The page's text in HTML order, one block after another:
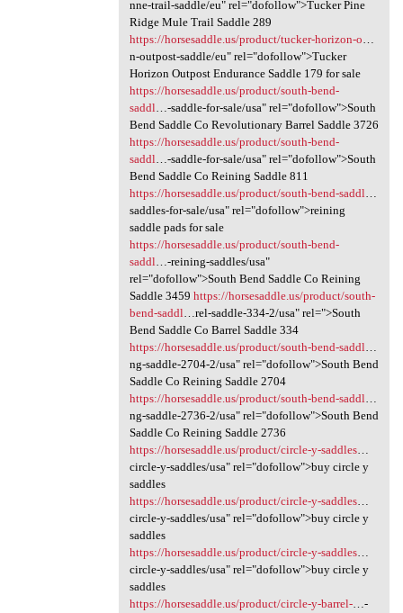
nne-trail-saddle/eu" rel="dofollow">Tucker Pine
Ridge Mule Trail Saddle 289
https://horsesaddle.us/product/tucker-horizon-o…
n-outpost-saddle/eu" rel="dofollow">Tucker
Horizon Outpost Endurance Saddle 179 for sale
https://horsesaddle.us/product/south-bend-
saddl…-saddle-for-sale/usa" rel="dofollow">South
Bend Saddle Co Revolutionary Barrel Saddle 3726
https://horsesaddle.us/product/south-bend-
saddl…-saddle-for-sale/usa" rel="dofollow">South
Bend Saddle Co Reining Saddle 811
https://horsesaddle.us/product/south-bend-saddl…
saddles-for-sale/usa" rel="dofollow">reining
saddle pads for sale
https://horsesaddle.us/product/south-bend-
saddl…-reining-saddles/usa"
rel="dofollow">South Bend Saddle Co Reining
Saddle 3459 https://horsesaddle.us/product/south-
bend-saddl…rel-saddle-334-2/usa" rel=">South
Bend Saddle Co Barrel Saddle 334
https://horsesaddle.us/product/south-bend-saddl…
ng-saddle-2704-2/usa" rel="dofollow">South Bend
Saddle Co Reining Saddle 2704
https://horsesaddle.us/product/south-bend-saddl…
ng-saddle-2736-2/usa" rel="dofollow">South Bend
Saddle Co Reining Saddle 2736
https://horsesaddle.us/product/circle-y-saddles…
circle-y-saddles/usa" rel="dofollow">buy circle y
saddles
https://horsesaddle.us/product/circle-y-saddles…
circle-y-saddles/usa" rel="dofollow">buy circle y
saddles
https://horsesaddle.us/product/circle-y-saddles…
circle-y-saddles/usa" rel="dofollow">buy circle y
saddles
https://horsesaddle.us/product/circle-y-barrel-…-